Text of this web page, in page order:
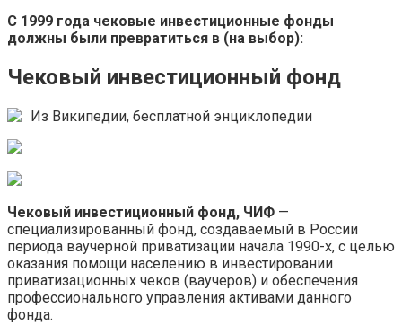
С 1999 года чековые инвестиционные фонды
должны были превратиться в (на выбор):
Чековый инвестиционный фонд
Из Википедии, бесплатной энциклопедии
Чековый инвестиционный фонд, ЧИФ —
специализированный фонд, создаваемый в России
периода ваучерной приватизации начала 1990-х, с целью
оказания помощи населению в инвестировании
приватизационных чеков (ваучеров) и обеспечения
профессионального управления активами данного
фонда.